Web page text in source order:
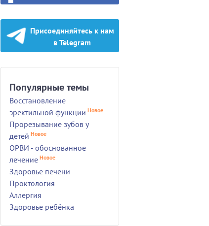
Присоединяйтесь к нам
в Telegram
Популярные темы
Восстановление
эректильной функции Новое
Прорезывание зубов у
детей Новое
ОРВИ - обоснованное
лечение Новое
Здоровье печени
Проктология
Аллергия
Здоровье ребёнка